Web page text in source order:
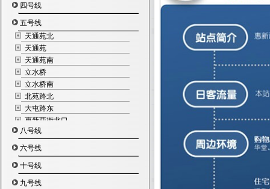
四号线
五号线
天通苑北
天通苑
天通苑南
立水桥
立水桥南
北苑路北
大屯路东
惠新西街北口
惠新西街南口
和平西桥
和平里北街
雍和宫
北新桥
八号线
六号线
十号线
九号线